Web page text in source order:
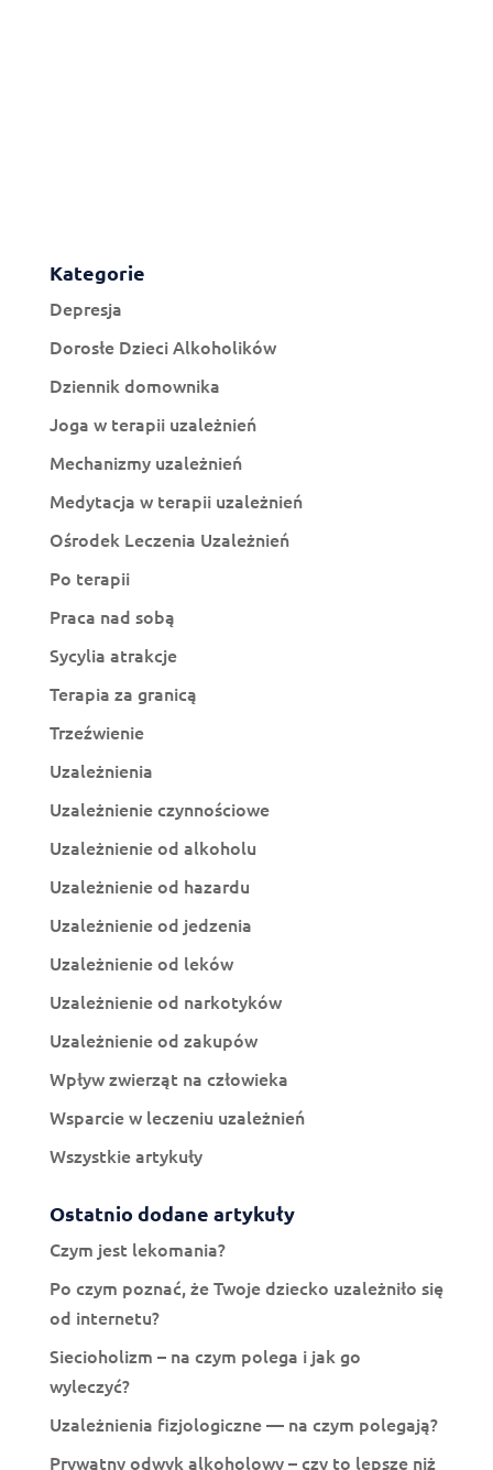
Kategorie
Depresja
Dorosłe Dzieci Alkoholików
Dziennik domownika
Joga w terapii uzależnień
Mechanizmy uzależnień
Medytacja w terapii uzależnień
Ośrodek Leczenia Uzależnień
Po terapii
Praca nad sobą
Sycylia atrakcje
Terapia za granicą
Trzeźwienie
Uzależnienia
Uzależnienie czynnościowe
Uzależnienie od alkoholu
Uzależnienie od hazardu
Uzależnienie od jedzenia
Uzależnienie od leków
Uzależnienie od narkotyków
Uzależnienie od zakupów
Wpływ zwierząt na człowieka
Wsparcie w leczeniu uzależnień
Wszystkie artykuły
Ostatnio dodane artykuły
Czym jest lekomania?
Po czym poznać, że Twoje dziecko uzależniło się
od internetu?
Siecioholizm – na czym polega i jak go
wyleczyć?
Uzależnienia fizjologiczne — na czym polegają?
Prywatny odwyk alkoholowy – czy to lepsze niż